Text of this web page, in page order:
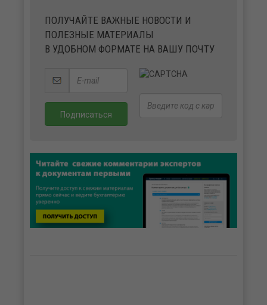
ПОЛУЧАЙТЕ ВАЖНЫЕ НОВОСТИ И
ПОЛЕЗНЫЕ МАТЕРИАЛЫ
В УДОБНОМ ФОРМАТЕ НА ВАШУ ПОЧТУ